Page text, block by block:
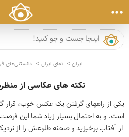
ایران نمای ایران دانستنی‌های
نکته های عکاسی از
یکی از راههای گرفتن یک عکس خوب، قرار
است. و به احتمال بسیار زیاد شما این
از آفتاب برخیزید و صحنه طلوعش را از